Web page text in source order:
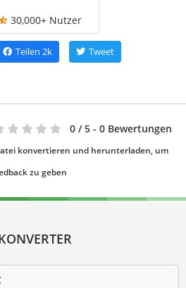
30,000+ Nutzer
Teilen 2k Tweet
0 / 5 - 0 Bewertungen
konvertieren und herunterladen, um
zu geben